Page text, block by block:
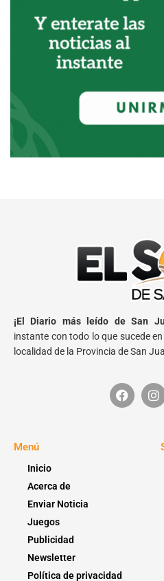
¡El Diario más leído de San
instante con todo lo que sucede
localidad de la Provincia de San
Menú
Inicio
Acerca de
Enviar Noticia
Juegos
Publicidad
Newsletter
Política de privacidad